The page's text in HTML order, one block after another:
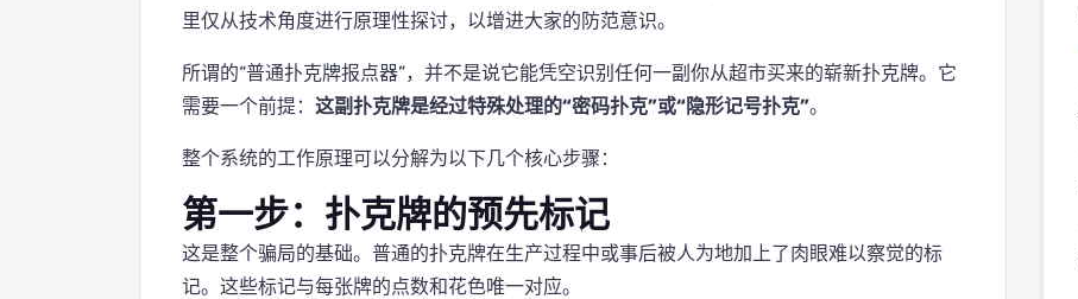
里仅从技术角度进行原理性探讨，以增进大家的防范意识。
所谓的“普通扑克牌报点器”，并不是说它能凭空识别任何一副你从超市买来的崭新扑克牌。它
需要一个前提： 这副扑克牌是经过特殊处理的“密码扑克”或“隐形记号扑克”。
整个系统的工作原理可以分解为以下几个核心步骤：
第一步：扑克牌的预先标记
这是整个骗局的基础。普通的扑克牌在生产过程中或事后被人为地加上了肉眼难以察觉的标
记。这些标记与每张牌的点数和花色唯一对应。